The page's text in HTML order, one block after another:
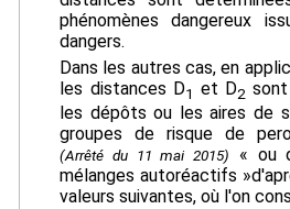
phénomènes dangereux
dangers.
Dans les autres cas, en
les distances D1 et D2
les dépôts ou les aires de
groupes de risque de
(Arrêté du 11 mai 2015)
« ou
mélanges autoréactifs
valeurs suivantes, où l'on